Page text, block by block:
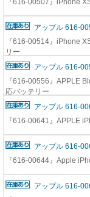
『616-00507』iPhone
アップル 616-
『616-00514』iPhone
リー
アップル 616-
『616-00556』APPLE
応バッテリー
アップル 616-
『616-00641』APPLE
アップル 616-
『616-00644』Apple
アップル 616-